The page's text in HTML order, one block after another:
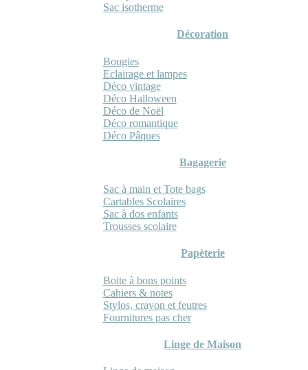
Sac isotherme
Décoration
Bougies
Eclairage et lampes
Déco vintage
Déco Halloween
Déco de Noël
Déco romantique
Déco Pâques
Bagagerie
Sac à main et Tote bags
Cartables Scolaires
Sac à dos enfants
Trousses scolaire
Papèterie
Boite à bons points
Cahiers & notes
Stylos, crayon et feutres
Fournitures pas cher
Linge de Maison